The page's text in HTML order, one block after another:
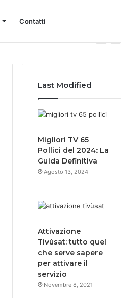
Contatti
Last Modified
Migliori TV 65
Pollici del 2024: La
Guida Definitiva
Agosto 13, 2024
Attivazione
Tivùsat: tutto quel
che serve sapere
per attivare il
servizio
Novembre 8, 2021